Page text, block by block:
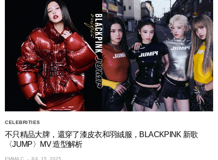
CELEBRITIES
不只精品大牌，還穿了漆皮衣和羽絨服，BLACKPINK 新歌
〈JUMP〉MV 造型解析
EMMA C. JUL 15, 2025